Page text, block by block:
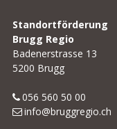
Standortförderung
Brugg Regio
Badenerstrasse 13
5200 Brugg
056 560 50 00
info@bruggregio.ch